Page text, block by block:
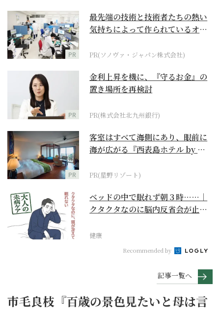
PR
最先端の技術と技術者たちの熱い
気持ちによって作られているオー
PR(ソノヴァ・ジャパン株式会社)
PR
金利上昇を機に、『守るお金』の
置き場所を再検討
PR(株式会社北九州銀行)
PR
客室はすべて海側にあり、眼前に
海が広がる『西表島ホテル by 星
PR(星野リゾート)
ベッドの中で眠れず朝３時……｜
クタクタなのに脳内反省会が止ま
健康
Recommended by
記事一覧へ
市毛良枝『百歳の景色見たいと母は言